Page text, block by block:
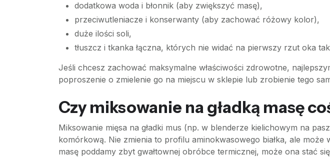
dodatkowa woda i błonnik (aby zwiększyć masę),
przeciwutleniacze i konserwanty (aby zachować różowy kolor),
duże ilości soli,
tłuszcz i tkanka łączna, których nie widać na pierwszy rzut oka
Jeśli chcesz zachować maksymalne właściwości zdrowotne,
poproszenie o zmielenie go na miejscu w sklepie lub zrobienie tego
Czy miksowanie na gładką masę
Miksowanie mięsa na gładki mus (np. w blenderze kielichowym na
komórkową. Nie zmienia to profilu aminokwasowego białka, ale
masę poddamy zbyt gwałtownej obróbce termicznej, może ona stać